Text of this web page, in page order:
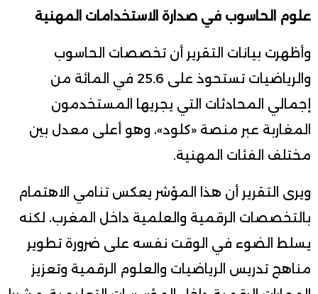
علوم الحاسوب في صدارة الاستخدامات المهنية
وأظهرت بيانات التقرير أن تخصصات الحاسوب
والرياضيات تستحوذ على 25.6 في المائة من
إجمالي المحادثات التي يجريها المستخدمون
المغاربة عبر منصة «كلود»، وهو أعلى معدل بين
مختلف الفئات المهنية.
ويرى التقرير أن هذا المؤشر يعكس تنامي الاهتمام
بالتخصصات الرقمية والعلمية داخل المغرب، لكنه
يسلط الضوء في الوقت نفسه على ضرورة تطوير
مناهج تدريس الرياضيات والعلوم الرقمية وتعزيز